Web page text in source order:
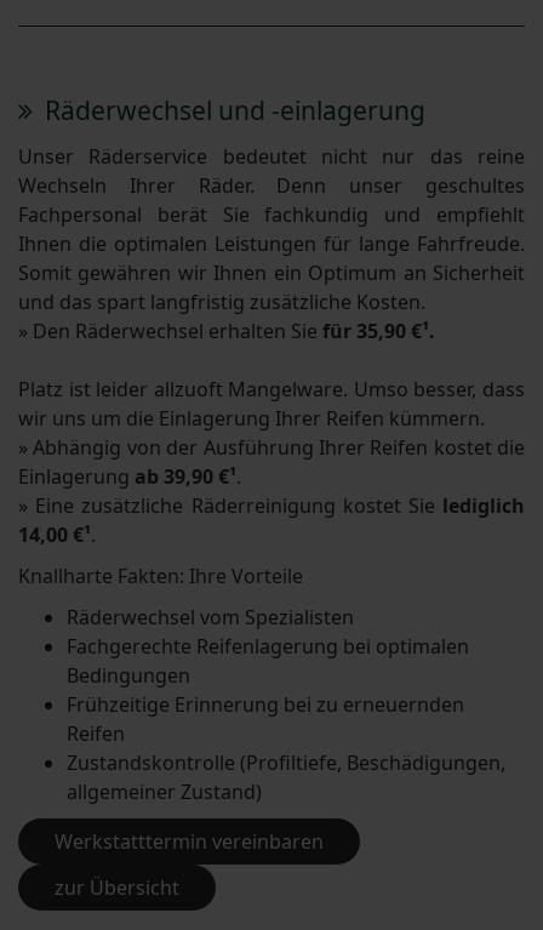
Räderwechsel und -einlagerung
Unser Räderservice bedeutet nicht nur das reine
Wechseln Ihrer Räder. Denn unser geschultes
Fachpersonal berät Sie fachkundig und empfiehlt
Ihnen die optimalen Leistungen für lange Fahrfreude.
Somit gewähren wir Ihnen ein Optimum an Sicherheit
und das spart langfristig zusätzliche Kosten.
» Den Räderwechsel erhalten Sie für 35,90 €¹.
Platz ist leider allzuoft Mangelware. Umso besser, dass
wir uns um die Einlagerung Ihrer Reifen kümmern.
» Abhängig von der Ausführung Ihrer Reifen kostet die
Einlagerung ab 39,90 €¹.
» Eine zusätzliche Räderreinigung kostet Sie lediglich
14,00 €¹.
Knallharte Fakten: Ihre Vorteile
Räderwechsel vom Spezialisten
Fachgerechte Reifenlagerung bei optimalen
Bedingungen
Frühzeitige Erinnerung bei zu erneuernden
Reifen
Zustandskontrolle (Profiltiefe, Beschädigungen,
allgemeiner Zustand)
Werkstatttermin vereinbaren
zur Übersicht